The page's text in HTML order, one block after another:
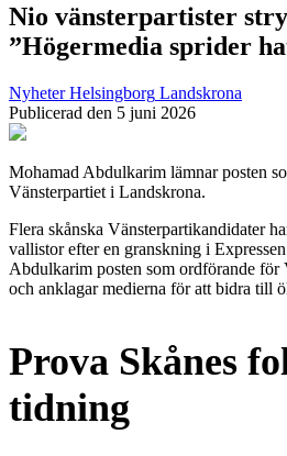
Nio vänsterpartister
”Högermedia sprider
Nyheter Helsingborg Landskrona
Publicerad den 5 juni 2026
Mohamad Abdulkarim lämnar posten
Vänsterpartiet i Landskrona.
Flera skånska Vänsterpartikandidater
vallistor efter en granskning i
Abdulkarim posten som ordförande för
och anklagar medierna för att bidra till
Prova Skånes
tidning